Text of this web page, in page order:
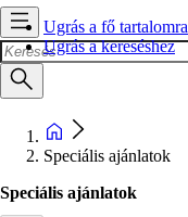
Ugrás a fő tartalomra
Ugrás a kereséshez
Speciális ajánlatok
Speciális ajánlatok